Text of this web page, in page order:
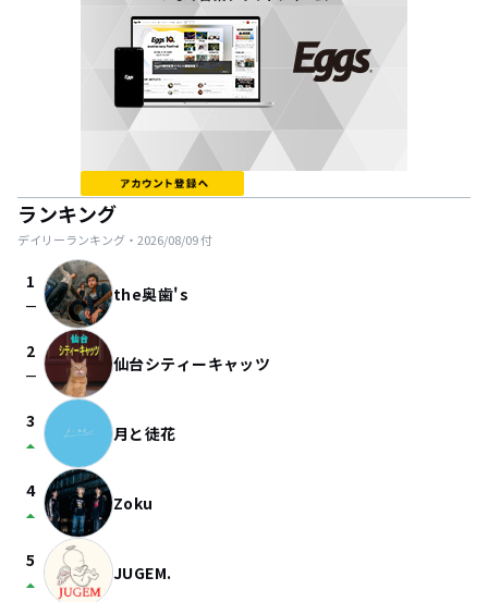
ランキング
デイリーランキング・ 2026/08/09付
1
check_indeterminate_small the奥歯's
2
check_indeterminate_small 仙台シティーキャッツ
3
arrow_drop_up 月と徒花
4
arrow_drop_up Zoku
5
arrow_drop_up JUGEM.